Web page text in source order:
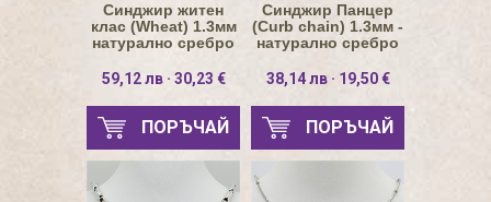
Синджир житен
клас (Wheat) 1.3мм
натурално сребро
59,12 лв · 30,23 €
ПОРЪЧАЙ
Синджир Панцер
(Curb chain) 1.3мм -
натурално сребро
38,14 лв · 19,50 €
ПОРЪЧАЙ